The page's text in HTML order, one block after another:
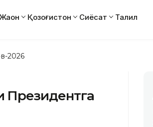
Жаҳон Қозоғистон Сиёсат Таҳлил
2026
Президентга